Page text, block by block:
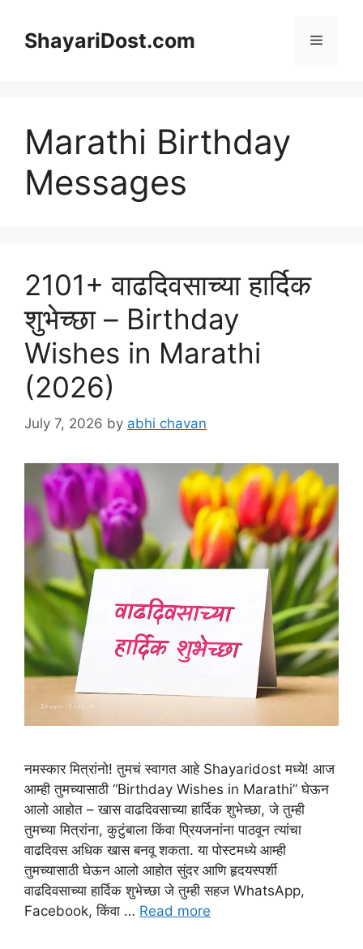
contentShayariDost.com Menu
Marathi Birthday
Messages
2101+ वाढदिवसाच्या हार्दिक
शुभेच्छा – Birthday
Wishes in Marathi
(2026)
July 7, 2026 by abhi chavan
नमस्कार मित्रांनो! तुमचं स्वागत आहे Shayaridost मध्ये! आज
आम्ही तुमच्यासाठी “Birthday Wishes in Marathi” घेऊन
आलो आहोत – खास वाढदिवसाच्या हार्दिक शुभेच्छा, जे तुम्ही
तुमच्या मित्रांना, कुटुंबाला किंवा प्रियजनांना पाठवून त्यांचा
वाढदिवस अधिक खास बनवू शकता. या पोस्टमध्ये आम्ही
तुमच्यासाठी घेऊन आलो आहोत सुंदर आणि हृदयस्पर्शी
वाढदिवसाच्या हार्दिक शुभेच्छा जे तुम्ही सहज WhatsApp,
Facebook, किंवा … Read more